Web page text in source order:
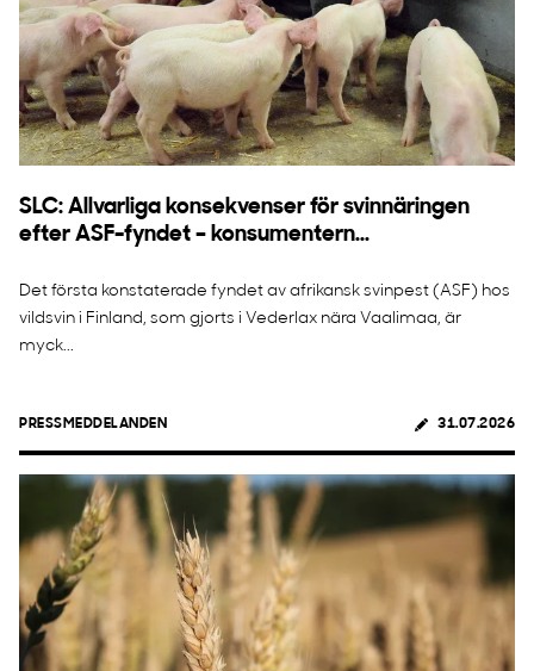
SLC: Allvarliga konsekvenser för svinnäringen
efter ASF-fyndet – konsumentern...
Det första konstaterade fyndet av afrikansk svinpest (ASF) hos
vildsvin i Finland, som gjorts i Vederlax nära Vaalimaa, är
myck...
PRESSMEDDELANDEN 31.07.2026